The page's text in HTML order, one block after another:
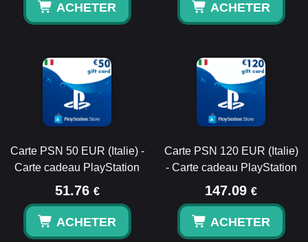
ACHETER ACHETER
Carte PSN 50 EUR (Italie) -
Carte cadeau PlayStation
51.76 €
ACHETER
Carte PSN 120 EUR (Italie)
- Carte cadeau PlayStation
147.09 €
ACHETER